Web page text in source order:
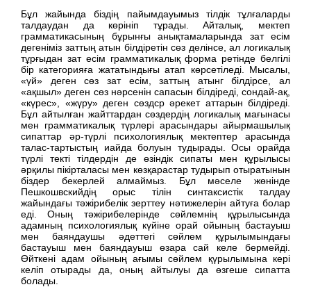
Бұл жайында біздің пайымдауымыз тілдік тұлғаларды
талдаудан да көрініп тұрады. Айталық, мектеп
грамматикасының бұрынғы анықтамаларында зат есім
дегеніміз заттың атын білдіретін сөз делінсе, ал логикалық
тұрғыдан зат есім грамматикалық форма ретінде белгілі
бір категорияға жататындығы атап көрсетіледі. Мысалы,
«үй» деген сөз зат есім, заттың атынг білдірсе, ал
«ақшыл» деген сөз нәрсенін сапасын білдіреді, сондай-ақ,
«күрес», «жүру» деген сөздср әрекет аттарын білдіреді.
Бұл айтылған жайттардан сөздердің логикалық мағынасы
мен грамматикалық түрлері арасындары айырмашылық
сипаттар әр-түрлі психологиялық мектептер арасында
талас-тартыстың иайда болуын тудырады. Осы орайда
түрлі текті тілдердін де өзіндік сипаты мен құрылысы
әрқилы пікірталасы мен көзқарастар тудырып отыратынын
біздер бекерлей алмаймыз. Бұл мәселе жөнінде
Пешкошвскийдің орыс тілін синтаксистік талдау
жайындағы тәжірибелік зерттеу нәтижелерін айтуға болар
еді. Оның тәжірибелерінде сөйлемнің құрылысында
адамның психологиялық күйіне орай ойының бастауыш
мен баяндаушы әдеттегі сөйлем құрылымындағы
бастауыш мен баяндауыш өзара сай келе бермейді.
Өйткені адам ойының ағымы сөйлем қүрылымына кері
келіп отырады да, оның айтылуы да өзгеше сипатта
болады.